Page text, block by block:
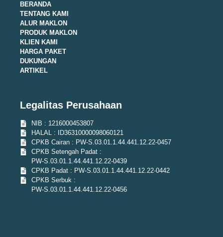
BERANDA
TENTANG KAMI
ALUR MAKLON
PRODUK MAKLON
KLIEN KAMI
HARGA PAKET
DUKUNGAN
ARTIKEL
Legalitas Perusahaan
NIB : 1216000453807
HALAL : ID36310000098060121
CPKB Cairan : PW-S.03.01.1.44.441.12.22-0457
CPKB Setengah Padat :
PW-S.03.01.1.44.441.12.22-0439
CPKB Padat : PW-S.03.01.1.44.441.12.22-0442
CPKB Serbuk :
PW-S.03.01.1.44.441.12.22-0456